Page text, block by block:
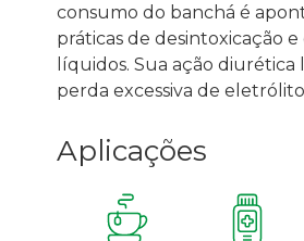
consumo do banchá é
práticas de desintoxicação
líquidos. Sua ação
perda excessiva de
Aplicações